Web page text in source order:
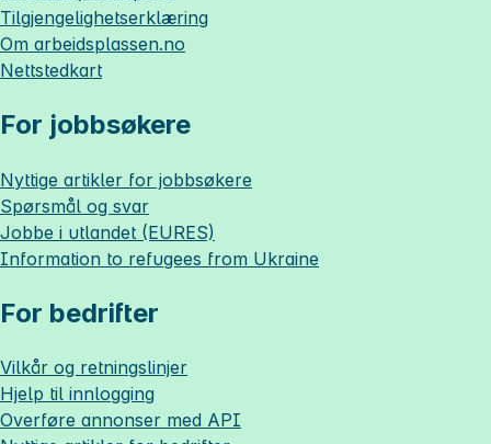
Tilgjengelighetserklæring
Om arbeidsplassen.no
Nettstedkart
For jobbsøkere
Nyttige artikler for jobbsøkere
Spørsmål og svar
Jobbe i utlandet (EURES)
Information to refugees from Ukraine
For bedrifter
Vilkår og retningslinjer
Hjelp til innlogging
Overføre annonser med API